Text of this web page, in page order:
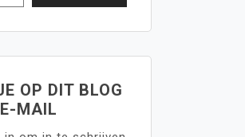
OP DIT BLOG
MAIL